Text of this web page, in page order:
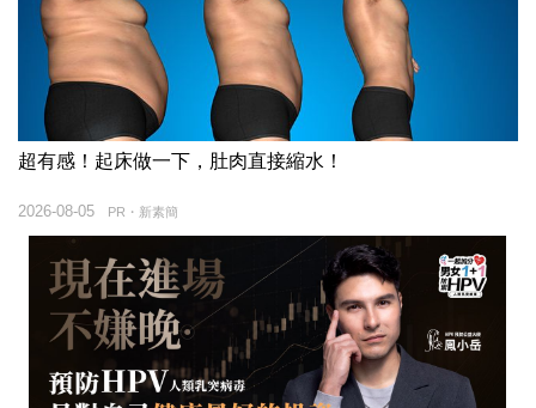
超有感！起床做一下，肚肉直接縮水！
PR・新素簡
2026-08-05